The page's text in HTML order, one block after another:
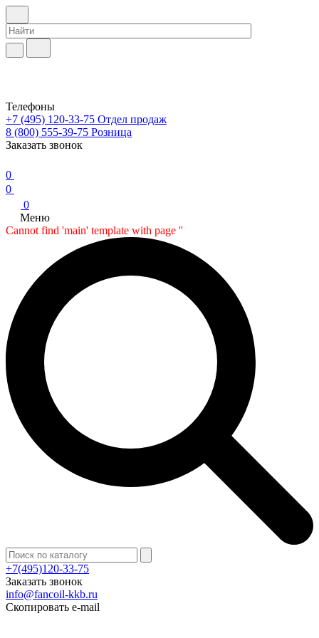
Телефоны
+7 (495) 120-33-75 Отдел продаж
8 (800) 555-39-75 Розница
Заказать звонок
0
0
0
Меню
Cannot find 'main' template with page ''
+7(495)120-33-75
Заказать звонок
info@fancoil-kkb.ru
Скопировать e-mail